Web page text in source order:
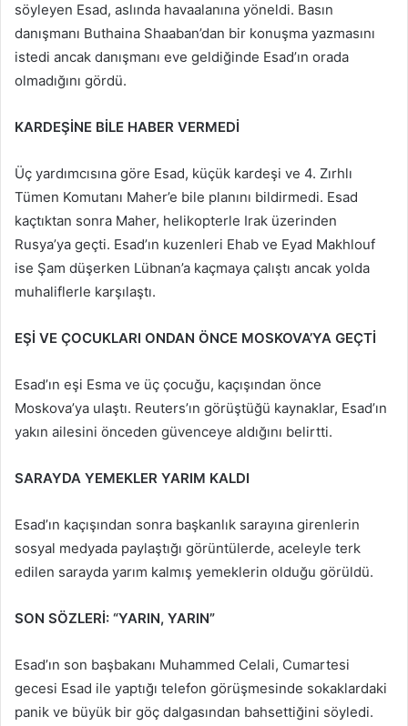
söyleyen Esad, aslında havaalanına yöneldi. Basın
danışmanı Buthaina Shaaban’dan bir konuşma yazmasını
istedi ancak danışmanı eve geldiğinde Esad’ın orada
olmadığını gördü.
KARDEŞİNE BİLE HABER VERMEDİ
Üç yardımcısına göre Esad, küçük kardeşi ve 4. Zırhlı
Tümen Komutanı Maher’e bile planını bildirmedi. Esad
kaçtıktan sonra Maher, helikopterle Irak üzerinden
Rusya’ya geçti. Esad’ın kuzenleri Ehab ve Eyad Makhlouf
ise Şam düşerken Lübnan’a kaçmaya çalıştı ancak yolda
muhaliflerle karşılaştı.
EŞİ VE ÇOCUKLARI ONDAN ÖNCE MOSKOVA’YA GEÇTİ
Esad’ın eşi Esma ve üç çocuğu, kaçışından önce
Moskova’ya ulaştı. Reuters’ın görüştüğü kaynaklar, Esad’ın
yakın ailesini önceden güvenceye aldığını belirtti.
SARAYDA YEMEKLER YARIM KALDI
Esad’ın kaçışından sonra başkanlık sarayına girenlerin
sosyal medyada paylaştığı görüntülerde, aceleyle terk
edilen sarayda yarım kalmış yemeklerin olduğu görüldü.
SON SÖZLERİ: “YARIN, YARIN”
Esad’ın son başbakanı Muhammed Celali, Cumartesi
gecesi Esad ile yaptığı telefon görüşmesinde sokaklardaki
panik ve büyük bir göç dalgasından bahsettiğini söyledi.